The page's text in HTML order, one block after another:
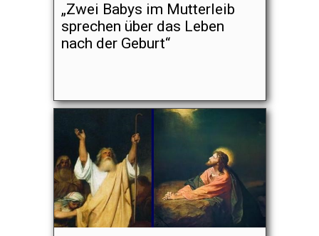
„Zwei Babys im Mutterleib
sprechen über das Leben
nach der Geburt“